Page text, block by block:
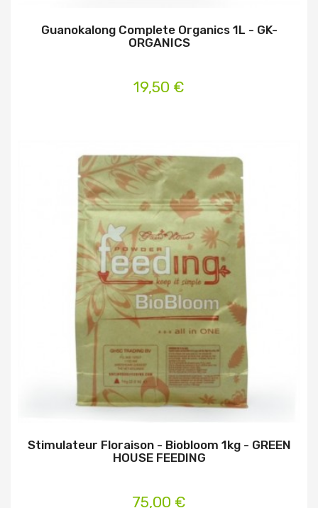
Guanokalong Complete Organics 1L - GK-
ORGANICS
19,50 €
Stimulateur Floraison - Biobloom 1kg - GREEN
HOUSE FEEDING
75,00 €